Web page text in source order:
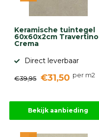
Keramische tuintegel
60x60x2cm Travertino
Crema
Direct leverbaar
€39,95 €31,50 per m2
Bekijk aanbieding